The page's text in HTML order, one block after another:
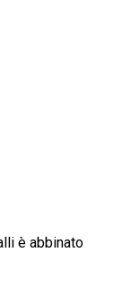
è abbinato